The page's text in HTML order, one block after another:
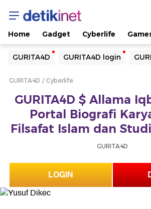
Home Gadget Cyberlife
GURITA4D GURITA4D login
Yang sedang ramai dicari
Loading...
Loading...
GURITA4D Cyberlife
GURITA4D $ Allama
Portal Biografi
Filsafat Islam dan
GURITA4D
LOGIN